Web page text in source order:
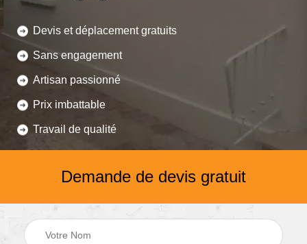
Devis et déplacement gratuits
Sans engagement
Artisan passionné
Prix imbattable
Travail de qualité
Demande de devis gratuit